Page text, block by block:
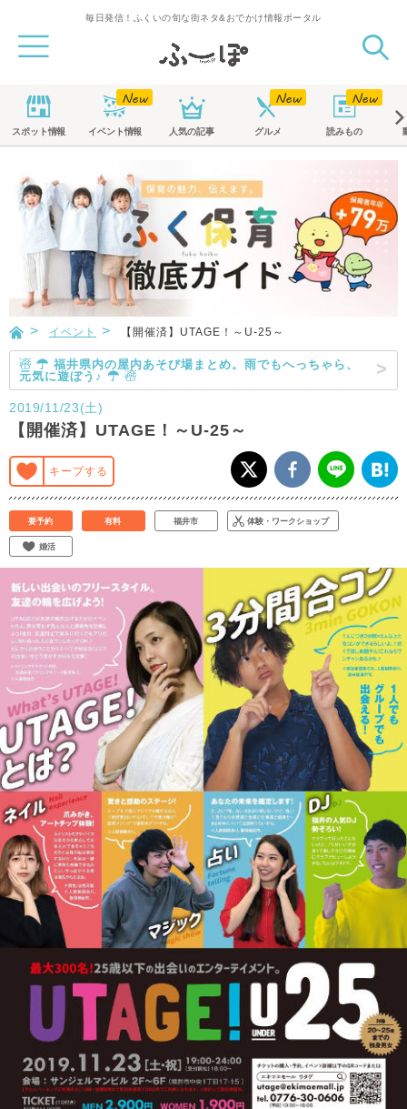
毎日発信！ふくいの旬な街ネタ&おでかけ情報ポータル
スポット情報 イベント情報 人気の記事 グルメ 読みもの
イベント 【開催済】UTAGE！～U-25～
☃ ☂ 福井県内の屋内あそび場まとめ。雨でもへっちゃら、
元気に遊ぼう♪ ☂ ☃
2019/11/23(土)
【開催済】UTAGE！～U-25～
キープする
要予約 有料 福井市 体験・ワークショップ
婚活